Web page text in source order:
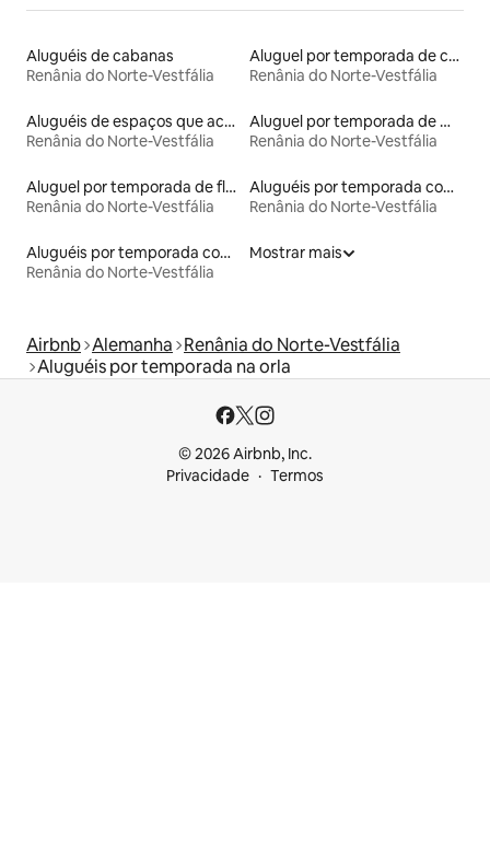
Aluguéis de cabanas
Renânia do Norte-Vestfália
Aluguel por temporada de castelos
Renânia do Norte-Vestfália
Aluguéis de espaços que aceitam animais de estimação
Renânia do Norte-Vestfália
Aluguel por temporada de microcasas
Renânia do Norte-Vestfália
Aluguel por temporada de flats
Renânia do Norte-Vestfália
Aluguéis por temporada com acesso à praia
Renânia do Norte-Vestfália
Aluguéis por temporada com acesso ao lago
Renânia do Norte-Vestfália
Mostrar mais
Airbnb Alemanha Renânia do Norte-Vestfália
Aluguéis por temporada na orla
© 2026 Airbnb, Inc.
Privacidade
Termos